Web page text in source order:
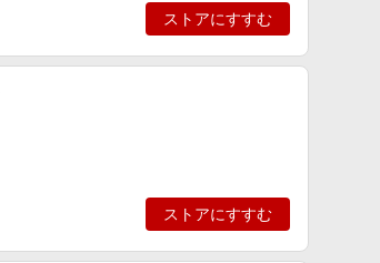
ストアにすすむ
ストアにすすむ